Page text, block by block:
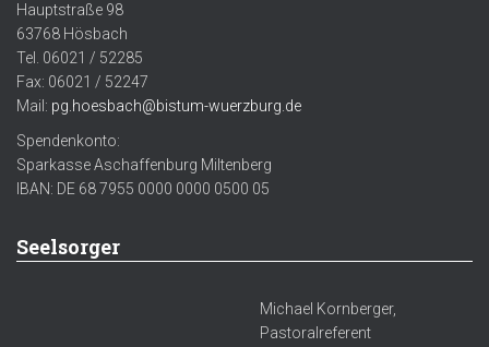
Hauptstraße 98
63768 Hösbach
Tel. 06021 / 52285
Fax: 06021 / 52247
Mail: pg.hoesbach@bistum-wuerzburg.de
Spendenkonto:
Sparkasse Aschaffenburg Miltenberg
IBAN: DE 68 7955 0000 0000 0500 05
Seelsorger
Michael Kornberger,
Pastoralreferent